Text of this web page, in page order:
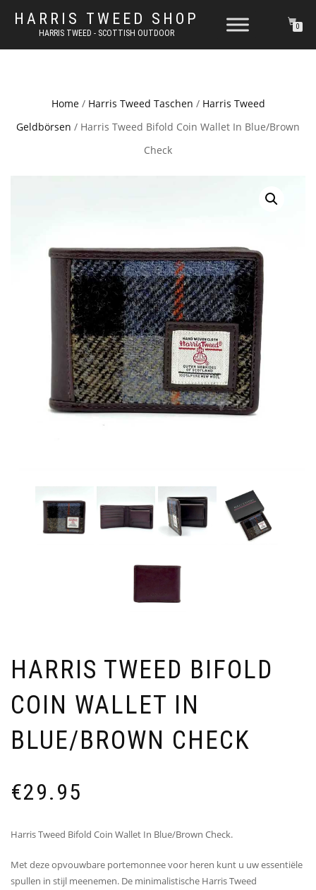
HARRIS TWEED SHOP
HARRIS TWEED - SCOTTISH OUTDOOR
0
Home/ Harris Tweed Taschen / Harris Tweed
Geldbörsen / Harris Tweed Bifold Coin Wallet In Blue/Brown
Check
HARRIS TWEED BIFOLD
COIN WALLET IN
BLUE/BROWN CHECK
€29.95
Harris Tweed Bifold Coin Wallet In Blue/Brown Check.
Met deze opvouwbare portemonnee voor heren kunt u uw essentiële
spullen in stijl meenemen. De minimalistische Harris Tweed